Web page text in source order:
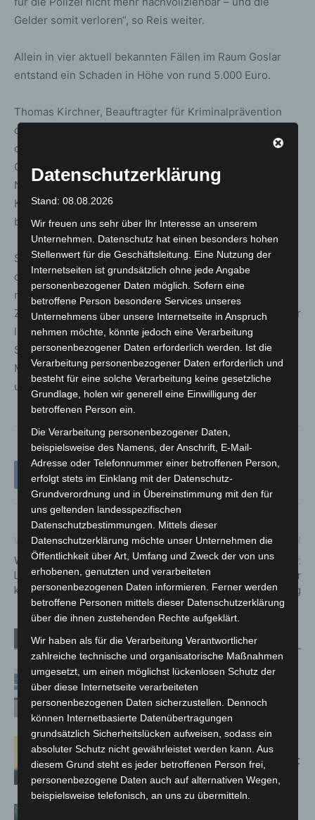
Gelder somit verloren“, so Reis weiter.
Allein in vier aktuell bekannten Fällen im Raum Goslar
entstand ein Schaden in Höhe von rund 5.000 Euro.
Thomas Kirchner, Beauftragter für Kriminalprävention
der Polizei Goslar, mahnt zur Vorsicht: „Eine Zahlung mit
der Option ‚Freunde und Familie‘ kostet zwar keine
Gebühren, allerdings bedenken viele Nutzerinnen und
Nutzer dabei nicht, dass sie dadurch den sogenannten
Käuferschutz verlieren, der sie eigentlich vor
betrügerischen Angeboten im Internet schützen soll.“
Sein Rat: „Für die Zahlung kleinerer Beträge innerhalb
der Familie, an Freunde oder Bekannte ist diese Funktion
nutzbar. Vermeiden Sie jedoch unbedingt diesen
Zahlungsweg, wenn Sie die Empfänger nicht kennen, hier
laufen Sie schnell Gefahr, Betrügern aufzuliegen. Zahlen
Sie lieber eine Überweisungsgebühr. Sollten Sie von der
Masche betroffen sein, informieren Sie PayPal
unverzüglich.“
Vorheriger Artikel
Weltkriegsgranate in
Langenhagen-Krähenwinkel
kontrolliert gesprengt
Nächster Artikel
20 Jahre Maker Faire Kultur:
Vom Garagenprojekt zur
globalen Innovationsbewegung
Verwandte Artikel Mehr vom Autor
Niedersachsen: Feuerwehrkräfte
kehren nach Waldbrandeinsatz aus
Spanien zurück
Hannover: Erste Tigermücken-
Population in Niedersachsen entdeckt
Datenschutzerklärung
Stand: 08.08.2026
Wir freuen uns sehr über Ihr Interesse an unserem
Unternehmen. Datenschutz hat einen besonders hohen
Stellenwert für die Geschäftsleitung. Eine Nutzung der
Internetseiten ist grundsätzlich ohne jede Angabe
personenbezogener Daten möglich. Sofern eine
betroffene Person besondere Services unseres
Unternehmens über unsere Internetseite in Anspruch
nehmen möchte, könnte jedoch eine Verarbeitung
personenbezogener Daten erforderlich werden. Ist die
Verarbeitung personenbezogener Daten erforderlich und
besteht für eine solche Verarbeitung keine gesetzliche
Grundlage, holen wir generell eine Einwilligung der
betroffenen Person ein.
Die Verarbeitung personenbezogener Daten,
beispielsweise des Namens, der Anschrift, E-Mail-
Adresse oder Telefonnummer einer betroffenen Person,
erfolgt stets im Einklang mit der Datenschutz-
Grundverordnung und in Übereinstimmung mit den für
uns geltenden landesspezifischen
Datenschutzbestimmungen. Mittels dieser
Datenschutzerklärung möchte unser Unternehmen die
Öffentlichkeit über Art, Umfang und Zweck der von uns
erhobenen, genutzten und verarbeiteten
personenbezogenen Daten informieren. Ferner werden
betroffene Personen mittels dieser Datenschutzerklärung
über die ihnen zustehenden Rechte aufgeklärt.
Wir haben als für die Verarbeitung Verantwortlicher
zahlreiche technische und organisatorische Maßnahmen
umgesetzt, um einen möglichst lückenlosen Schutz der
über diese Internetseite verarbeiteten
personenbezogenen Daten sicherzustellen. Dennoch
können Internetbasierte Datenübertragungen
grundsätzlich Sicherheitslücken aufweisen, sodass ein
absoluter Schutz nicht gewährleistet werden kann. Aus
diesem Grund steht es jeder betroffenen Person frei,
personenbezogene Daten auch auf alternativen Wegen,
beispielsweise telefonisch, an uns zu übermitteln.